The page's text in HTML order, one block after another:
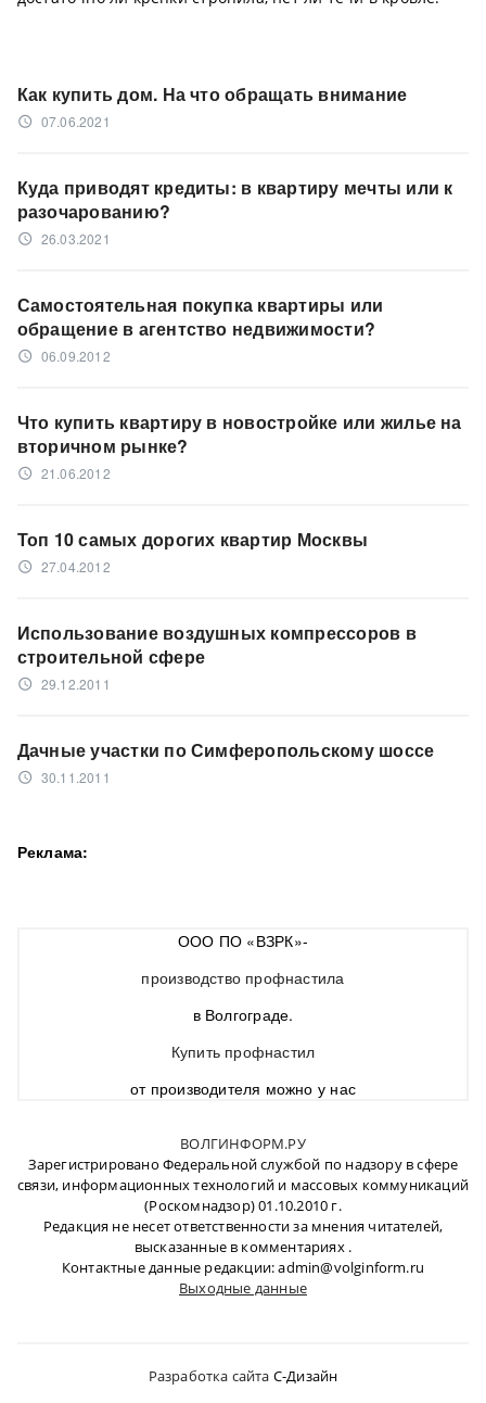
Как купить дом. На что обращать внимание
access_time 07.06.2021
Куда приводят кредиты: в квартиру мечты или к
разочарованию?
access_time 26.03.2021
Самостоятельная покупка квартиры или
обращение в агентство недвижимости?
access_time 06.09.2012
Что купить квартиру в новостройке или жилье на
вторичном рынке?
access_time 21.06.2012
Топ 10 самых дорогих квартир Москвы
access_time 27.04.2012
Использование воздушных компрессоров в
строительной сфере
access_time 29.12.2011
Дачные участки по Симферопольскому шоссе
access_time 30.11.2011
Реклама:
ООО ПО «ВЗРК»-
производство профнастила
в Волгограде.
Купить профнастил
от производителя можно у нас
ВОЛГИНФОРМ.РУ
Зарегистрировано Федеральной службой по надзору в сфере
связи, информационных технологий и массовых коммуникаций
(Роскомнадзор) 01.10.2010 г.
Редакция не несет ответственности за мнения читателей,
высказанные в комментариях .
Контактные данные редакции: admin@volginform.ru
Выходные данные
Разработка сайта C-Дизайн